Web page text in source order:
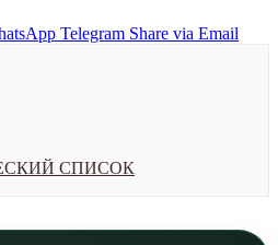
Telegram Share via Email
СПИСОК